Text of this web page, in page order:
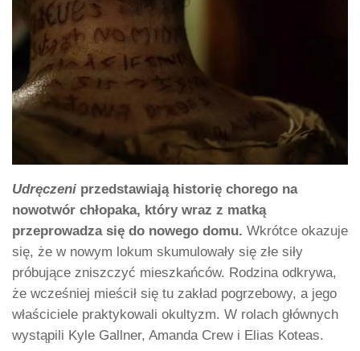
Udręczeni przedstawiają historię chorego na
nowotwór chłopaka, który wraz z matką
przeprowadza się do nowego domu. Wkrótce okazuje
się, że w nowym lokum skumulowały się złe siły
próbujące zniszczyć mieszkańców. Rodzina odkrywa,
że wcześniej mieścił się tu zakład pogrzebowy, a jego
właściciele praktykowali okultyzm. W rolach głównych
wystąpili Kyle Gallner, Amanda Crew i Elias Koteas.